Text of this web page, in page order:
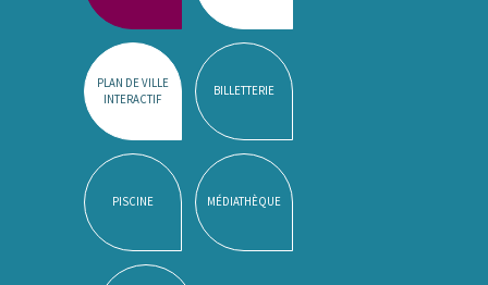
PLAN DE VILLE
INTERACTIF
BILLETTERIE
PISCINE MÉDIATHÈQUE